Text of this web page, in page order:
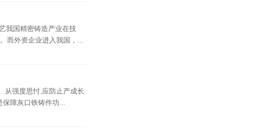
我国精密铸造产业在技
而外资企业进入我国，...
从强度思忖,应防止产成长
障灰口铁铸件功...